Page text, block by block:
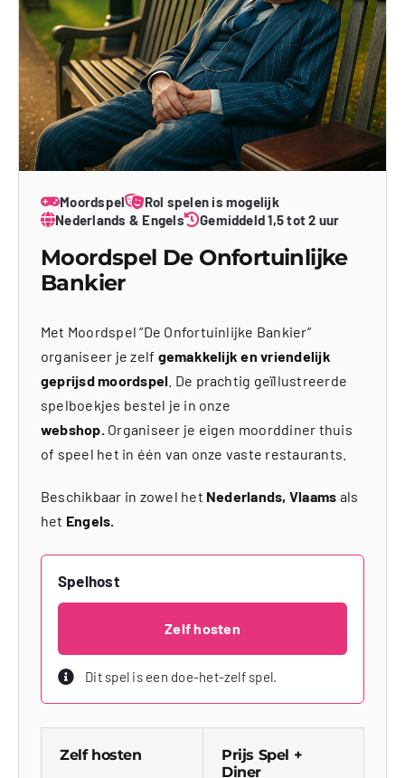
Moordspel
Rol spelen is mogelijk
Nederlands & Engels
Gemiddeld 1,5 tot 2 uur
Moordspel De Onfortuinlijke
Bankier
Met Moordspel “De Onfortuinlijke Bankier”
organiseer je zelf gemakkelijk en vriendelijk
geprijsd moordspel . De prachtig geïllustreerde
spelboekjes bestel je in onze
webshop. Organiseer je eigen moorddiner thuis
of speel het in één van onze vaste restaurants.
Beschikbaar in zowel het Nederlands, Vlaams als
het Engels.
Spelhost
Zelf hosten
Dit spel is een doe-het-zelf spel.
Zelf hosten
Prijs Spel +
Diner